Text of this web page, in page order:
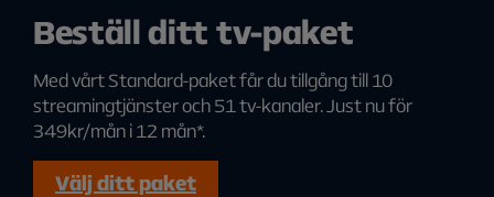
Beställ ditt tv-paket
Med vårt Standard-paket får du tillgång till 10
streamingtjänster och 51 tv-kanaler. Just nu för
349kr/mån i 12 mån*.
Välj ditt paket